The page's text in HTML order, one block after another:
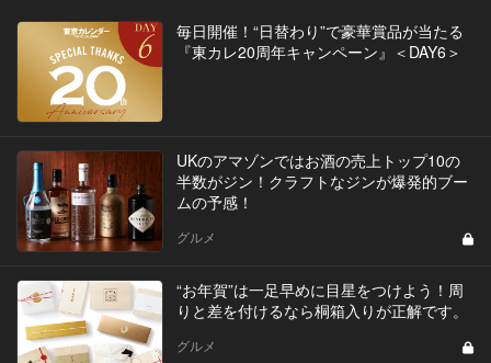
毎日開催！“日替わり”で豪華賞品が当たる
『東カレ20周年キャンペーン』＜DAY6＞
UKのアマゾンではお酒の売上トップ10の
半数がジン！クラフトなジンが爆発的ブー
ムの予感！
グルメ
“お年賀”は一足早めに目星をつけよう！周
りと差を付けるなら桐箱入りが正解です。
グルメ